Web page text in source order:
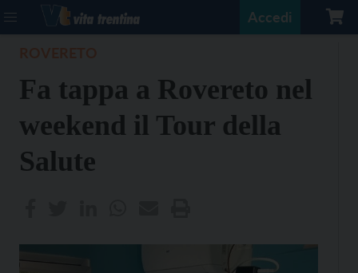
Accedi
Fa tappa a Rovereto nel
weekend il Tour della
Salute